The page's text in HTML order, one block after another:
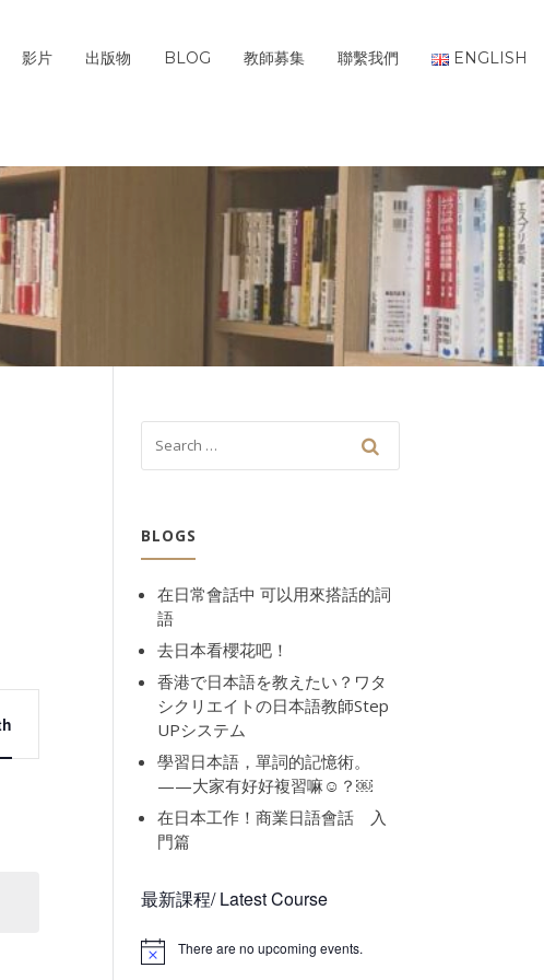
影片 出版物 BLOG 教師募集 聯繫我們 ENGLISH
BLOGS
在日常會話中 可以用來搭話的詞
語
去日本看櫻花吧！
香港で日本語を教えたい？ワタ
シクリエイトの日本語教師Step
UPシステム
學習日本語，單詞的記憶術。
——大家有好好複習嘛☺️？￼
在日本工作！商業日語會話 入
門篇
最新課程/ Latest Course
There are no upcoming events.